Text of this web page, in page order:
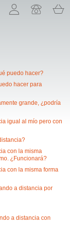
puedo hacer?
hacer para
grande, ¿podría
igual al mío pero con
con la misma
¿Funcionará?
con la misma forma
a distancia por
a distancia con